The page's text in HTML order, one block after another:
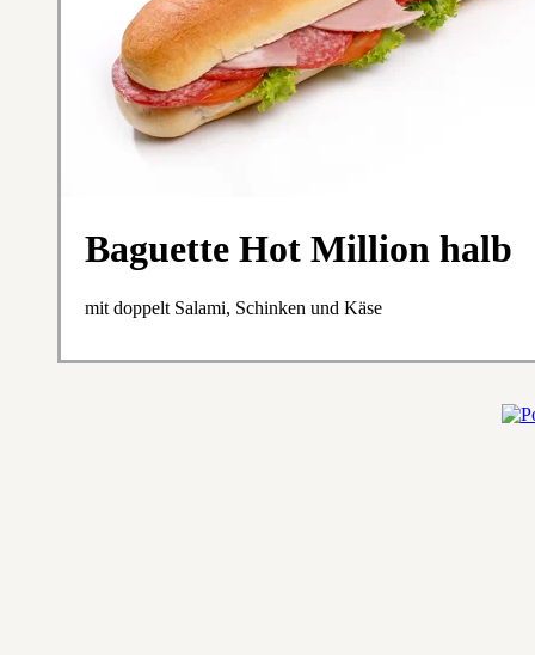
Baguette Hot Million halb
mit doppelt Salami, Schinken und Käse